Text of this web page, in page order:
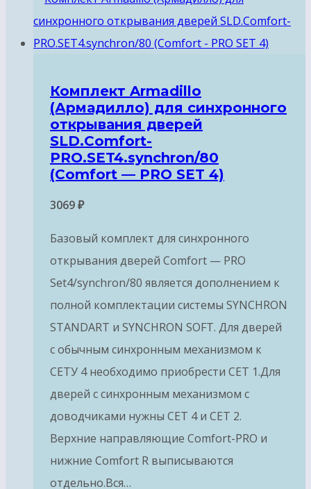
Комплект Armadillo
(Армадилло) для синхронного
открывания дверей
SLD.Comfort-
PRO.SET4.synchron/80
(Comfort — PRO SET 4)
3069₽
Базовый комплект для синхронного
открывания дверей Comfort — PRO
Set4/synchron/80 является дополнением к
полной комплектации системы SYNCHRON
STANDART и SYNCHRON SOFT. Для дверей
с обычным синхронным механизмом к
СЕТУ 4 необходимо приобрести СЕТ 1.Для
дверей с синхронным механизмом с
доводчиками нужны СЕТ 4 и СЕТ 2.
Верхние направляющие Comfort-PRO и
нижние Comfort R выписываются
отдельно.Вся…